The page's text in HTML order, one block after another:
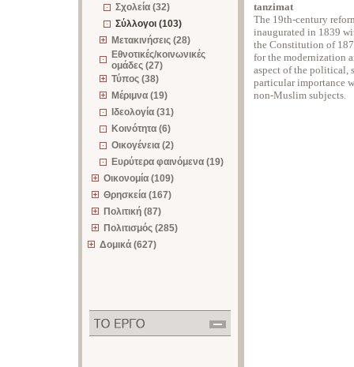
Σχολεία (32)
Σύλλογοι (103)
Μετακινήσεις (28)
Εθνοτικές/κοινωνικές
ομάδες (27)
Τύπος (38)
Μέριμνα (19)
Ιδεολογία (31)
Κοινότητα (6)
Οικογένεια (2)
Ευρύτερα φαινόμενα (19)
Οικονομία (109)
Θρησκεία (167)
Πολιτική (87)
Πολιτισμός (285)
Δομικά (627)
tanzimat
The 19th-century
inaugurated in 1839
the Constitution of
for the modernization
aspect of the political,
particular importance
non-Muslim subjects.